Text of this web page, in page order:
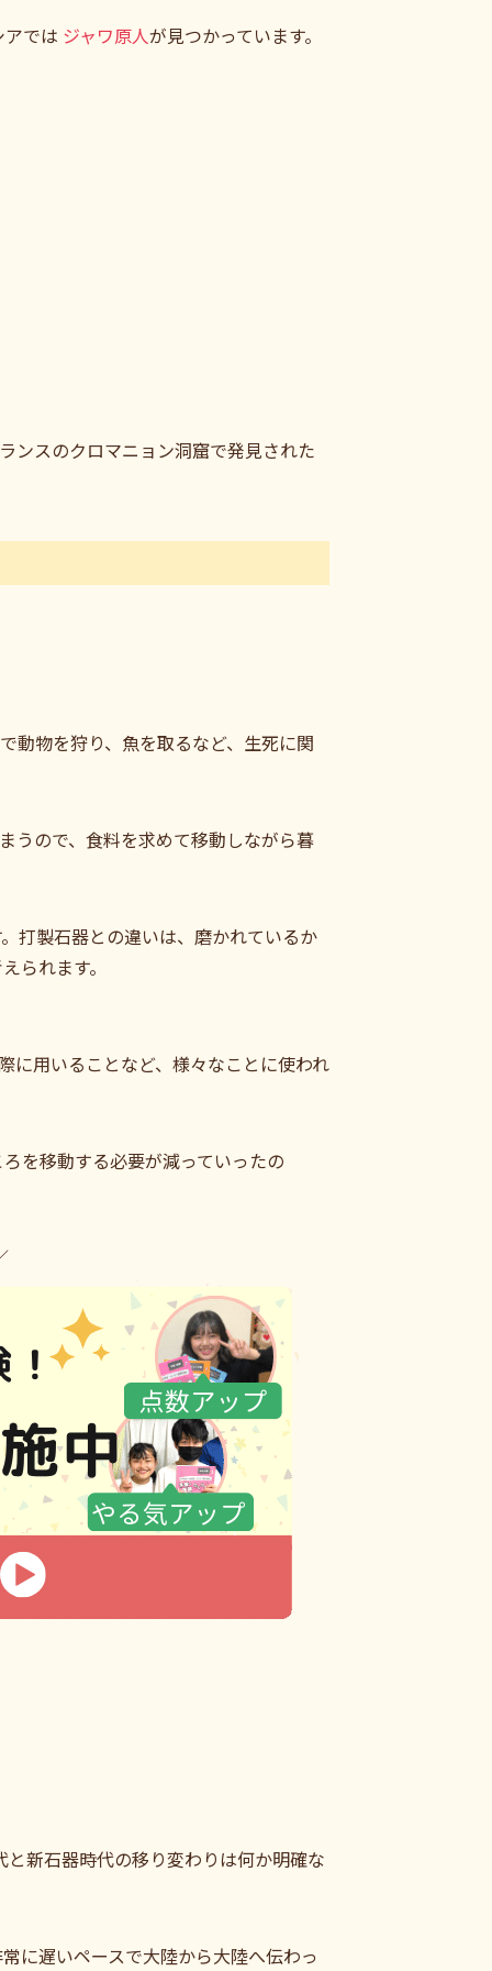
では ジャワ原人が見つかっています。
ンスのクロマニョン洞窟で発見された
動物を狩り、魚を取るなど、生死に関
うので、食料を求めて移動しながら暮
打製石器との違いは、磨かれているか
られます。
に用いることなど、様々なことに使われ
を移動する必要が減っていったの
新石器時代の移り変わりは何か明確な
に遅いペースで大陸から大陸へ伝わっ